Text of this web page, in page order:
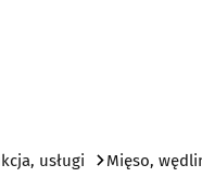
usługi Mięso,